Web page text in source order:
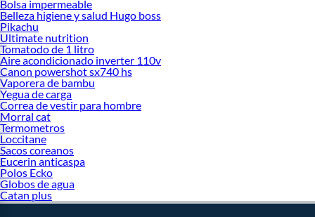
Bolsa impermeable
Belleza higiene y salud Hugo boss
Pikachu
Ultimate nutrition
Tomatodo de 1 litro
Aire acondicionado inverter 110v
Canon powershot sx740 hs
Vaporera de bambu
Yegua de carga
Correa de vestir para hombre
Morral cat
Termometros
Loccitane
Sacos coreanos
Eucerin anticaspa
Polos Ecko
Globos de agua
Catan plus